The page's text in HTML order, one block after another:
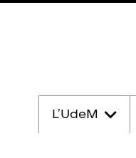
L’UdeM